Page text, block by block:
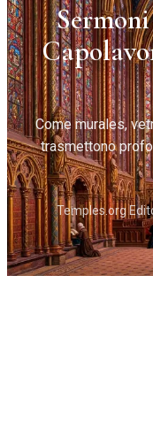
Come murales,
trasmettono
Temples.org